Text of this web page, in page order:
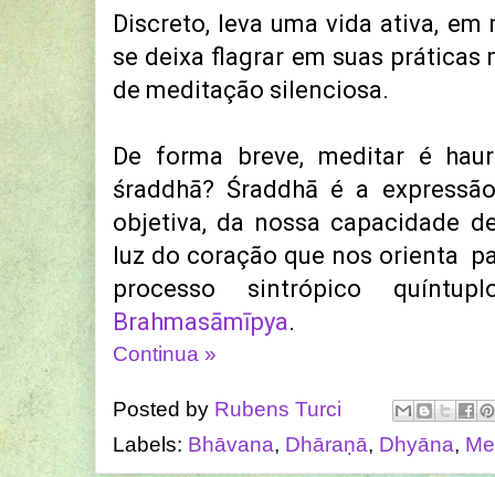
Discreto, leva uma vida ativa, em
se deixa flagrar em suas
de meditação silenciosa.
De forma breve, meditar é
śraddhā? Śraddhā é a
objetiva, da nossa capacidade
luz do coração que nos orienta
processo sintrópico
Brahmasāmīpya.
Continua »
Posted by Rubens Turci
Labels: Bhāvana, Dhāraṇā, Dhyāna,